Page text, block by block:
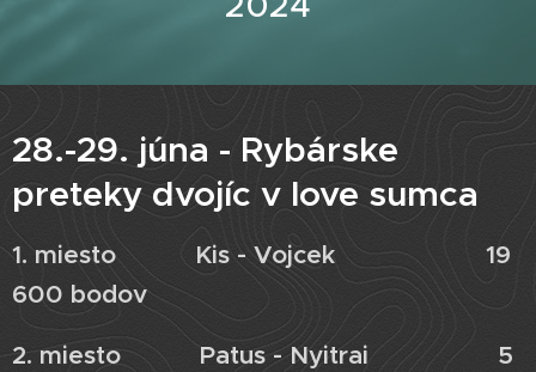
28.-29. júna - Rybárske
preteky dvojíc v love sumca
1. miesto Kis - Vojcek 19
600 bodov
2. miesto Patus - Nyitrai 5